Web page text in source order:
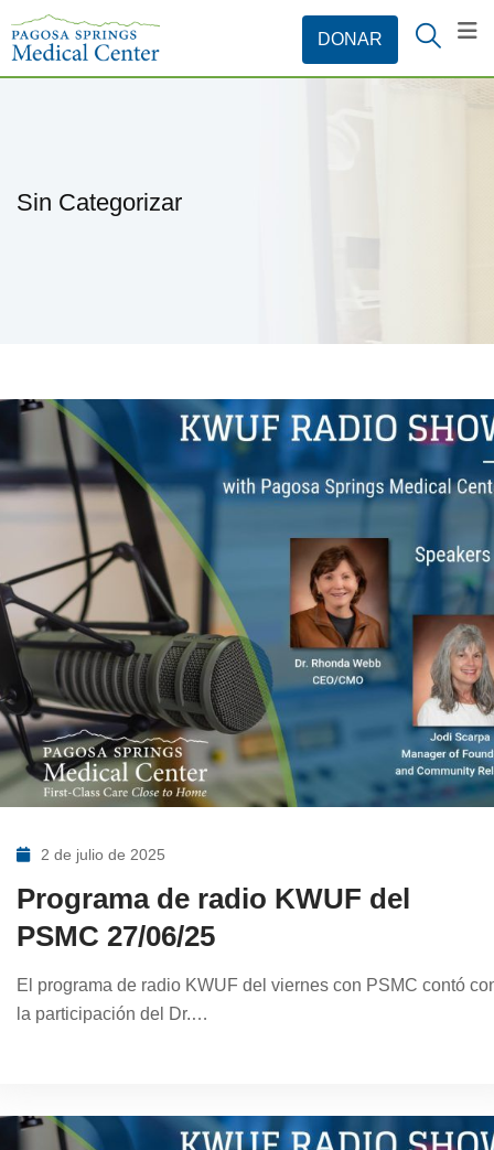
Sin Categorizar
2 de julio de 2025
Programa de radio KWUF del
PSMC 27/06/25
El programa de radio KWUF del viernes con PSMC contó
la participación del Dr.…